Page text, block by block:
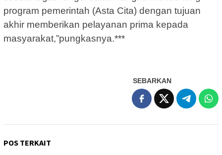
program pemerintah (Asta Cita) dengan tujuan
akhir memberikan pelayanan prima kepada
masyarakat,”pungkasnya.***
SEBARKAN
POS TERKAIT